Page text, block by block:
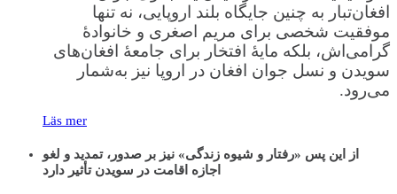
افغان‌تبار به چنین جایگاه بلند اروپایی، نه‌ تنها
موفقیت شخصی برای مریم اصغری و خانوادهٔ
گرامی‌اش، بلکه مایهٔ افتخار برای جامعهٔ افغان‌های
سویدن و نسل جوان افغان در اروپا نیز به‌شمار
می‌رود.
Läs mer
از این پس «رفتار و شیوه زندگی» نیز بر صدور، تمدید و لغو
اجازه اقامت در سویدن تأثیر دارد